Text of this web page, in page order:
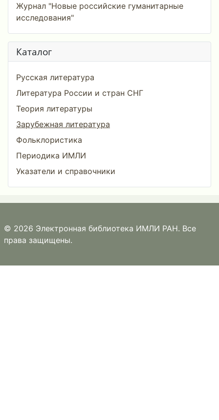
Журнал "Новые российские гуманитарные
исследования"
Каталог
Русская литература
Литература России и стран СНГ
Теория литературы
Зарубежная литература
Фольклористика
Периодика ИМЛИ
Указатели и справочники
© 2026 Электронная библиотека ИМЛИ РАН. Все
права защищены.